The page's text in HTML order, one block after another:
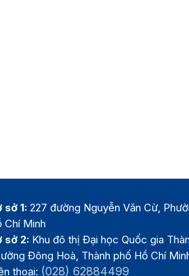
sở 1: 227 đường Nguyễn Văn Cừ,
Chí Minh
sở 2: Khu đô thị Đại học Quốc gia
Đông Hoà, Thành phố Hồ Chí
thoại: (028) 62884499